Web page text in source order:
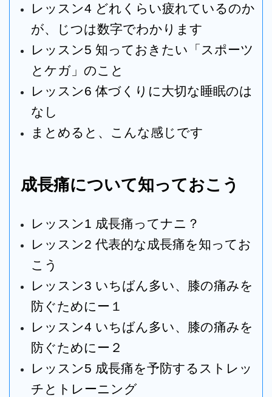
レッスン4 どれくらい疲れているのか
が、じつは数字でわかります
レッスン5 知っておきたい「スポーツ
とケガ」のこと
レッスン6 体づくりに大切な睡眠のは
なし
まとめると、こんな感じです
成長痛について知っておこう
レッスン1 成長痛ってナニ？
レッスン2 代表的な成長痛を知ってお
こう
レッスン3 いちばん多い、膝の痛みを
防ぐためにー１
レッスン4 いちばん多い、膝の痛みを
防ぐためにー２
レッスン5 成長痛を予防するストレッ
チとトレーニング